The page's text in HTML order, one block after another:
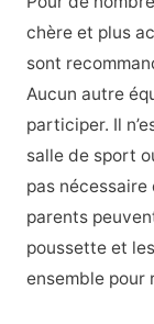
chère et plus
sont
Aucun autre
participer. Il
salle de sport
pas nécessaire
parents
poussette et
ensemble pour